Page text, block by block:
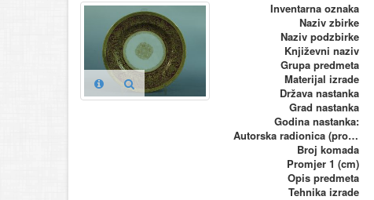
Inventarna oznaka
Naziv zbirke
Naziv podzbirke
Književni naziv
Grupa predmeta
Materijal izrade
Država nastanka
Grad nastanka
Godina nastanka:
Autorska radionica (proizvođač)
Broj komada
Promjer 1 (cm)
Opis predmeta
Tehnika izrade